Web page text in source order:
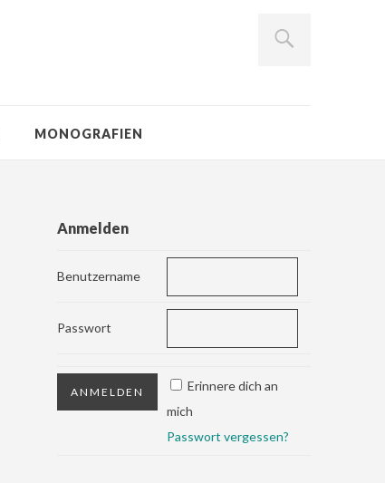
MONOGRAFIEN
Anmelden
Benutzername
Passwort
Erinnere dich an
mich
Passwort vergessen?